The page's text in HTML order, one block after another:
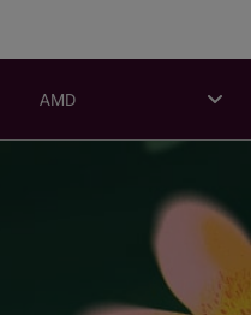
AMD